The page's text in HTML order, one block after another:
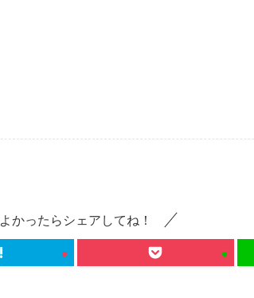
よかったらシェアしてね！